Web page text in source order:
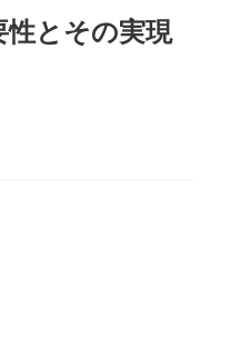
とその実現